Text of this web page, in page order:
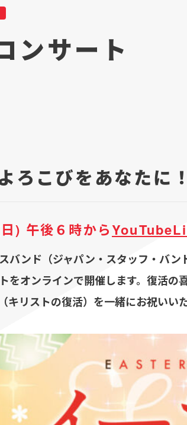
ンサート
ろこびをあなたに！
) 午後６時から
バンド（ジャパン・スタッフ・バ
をオンラインで開催します。復活
キリストの復活）を一緒にお祝いい